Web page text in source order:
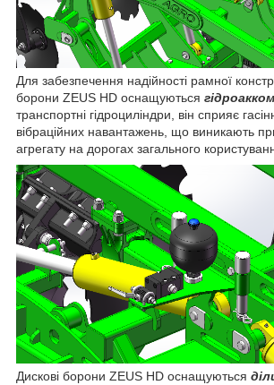
Для забезпечення надійності рамної
борони ZEUS HD оснащуються
транспортні гідроциліндри, він сприяє
вібраційних навантажень, що виникають
агрегату на дорогах загального
Дискові борони ZEUS HD оснащуються